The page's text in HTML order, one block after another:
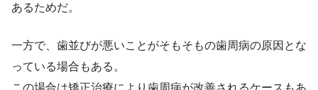
あるためだ。
一方で、歯並びが悪いことがそもそもの歯周病の原因とな
っている場合もある。
この場合は矯正治療により歯周病が改善されるケースもあ